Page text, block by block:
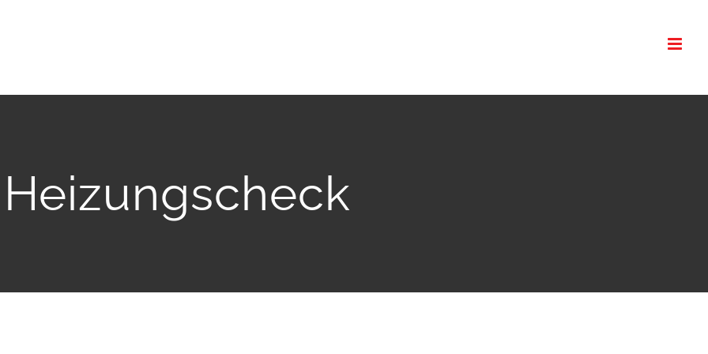
Heizungscheck